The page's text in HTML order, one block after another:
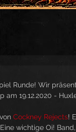
Runde! Wir
am 19.12.2020 -
Cockney Rejects!
wichtige Oi!